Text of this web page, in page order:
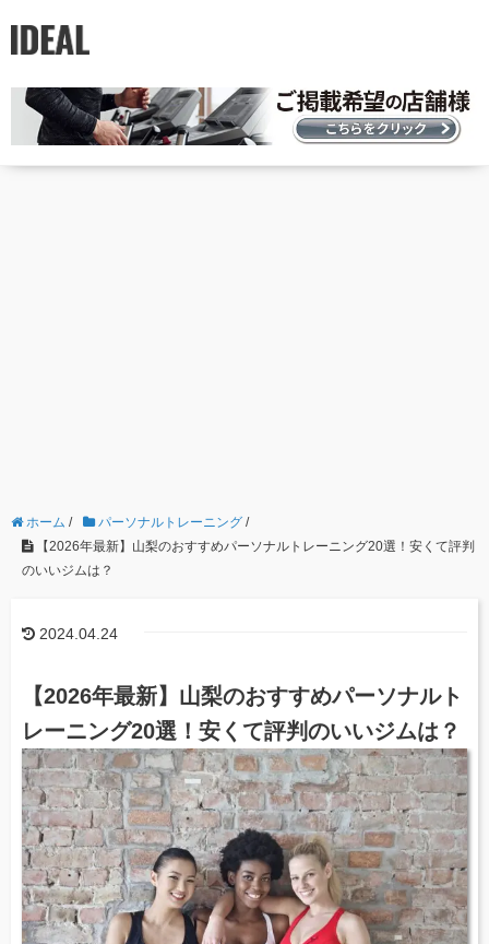
ホーム / パーソナルトレーニング /
【2026年最新】山梨のおすすめパーソナルトレーニング20選！安くて評判
のいいジムは？
2024.04.24
【2026年最新】山梨のおすすめパーソナルト
レーニング20選！安くて評判のいいジムは？